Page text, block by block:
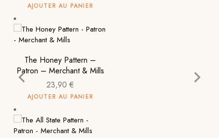
AJOUTER AU PANIER
The Honey Pattern –
Patron – Merchant & Mills
23,90€
AJOUTER AU PANIER